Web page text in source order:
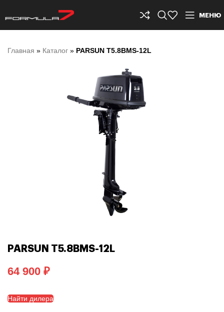
МЕНЮ
Главная » Каталог » PARSUN T5.8BMS-12L
PARSUN T5.8BMS-12L
₽
Найти дилера